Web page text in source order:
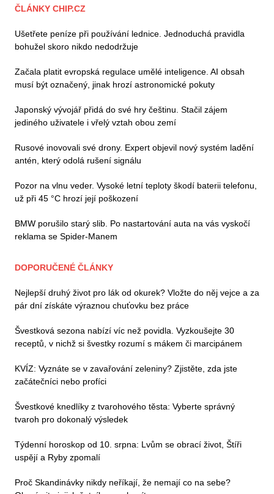
ČLÁNKY CHIP.CZ
Ušetřete peníze při používání lednice. Jednoduchá pravidla
bohužel skoro nikdo nedodržuje
Začala platit evropská regulace umělé inteligence. AI obsah
musí být označený, jinak hrozí astronomické pokuty
Japonský vývojář přidá do své hry češtinu. Stačil zájem
jediného uživatele i vřelý vztah obou zemí
Rusové inovovali své drony. Expert objevil nový systém ladění
antén, který odolá rušení signálu
Pozor na vlnu veder. Vysoké letní teploty škodí baterii telefonu,
už při 45 °C hrozí její poškození
BMW porušilo starý slib. Po nastartování auta na vás vyskočí
reklama se Spider-Manem
DOPORUČENÉ ČLÁNKY
Nejlepší druhý život pro lák od okurek? Vložte do něj vejce a za
pár dní získáte výraznou chuťovku bez práce
Švestková sezona nabízí víc než povidla. Vyzkoušejte 30
receptů, v nichž si švestky rozumí s mákem či marcipánem
KVÍZ: Vyznáte se v zavařování zeleniny? Zjistěte, zda jste
začátečníci nebo profíci
Švestkové knedlíky z tvarohového těsta: Vyberte správný
tvaroh pro dokonalý výsledek
Týdenní horoskop od 10. srpna: Lvům se obrací život, Štíři
uspějí a Ryby zpomalí
Proč Skandinávky nikdy neříkají, že nemají co na sebe?